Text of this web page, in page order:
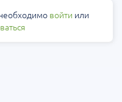
войти или